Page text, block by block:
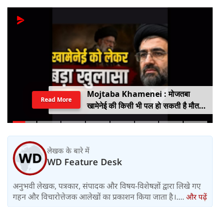
Mojtaba Khamenei : मोजतबा
खामेनेई की किसी भी पल हो सकती है मौत,
इजराइली मीडिया के दावे के बीच सामने आया
Read More
लेखक के बारे में
WD Feature Desk
अनुभवी लेखक, पत्रकार, संपादक और विषय-विशेषज्ञों द्वारा लिखे गए
गहन और विचारोत्तेजक आलेखों का प्रकाशन किया जाता है।.... और पढ़ें